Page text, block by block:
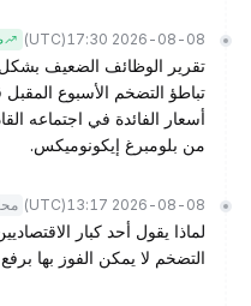
2026-08-08 17:30
(UTC)
تقرير الوظائف الضعيف
تباطؤ التضخم الأسبوع المقبل
من بلومبرغ إيكونوميكس.
2026-08-08 13:17
(UTC)
لماذا يقول أحد كبار
التضخم لا يمكن الفوز بها